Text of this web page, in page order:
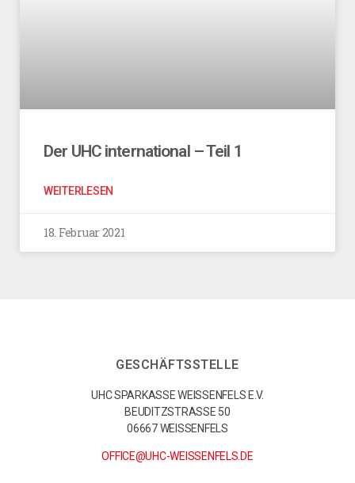
Der UHC international – Teil 1
WEITERLESEN
18. Februar 2021
GESCHÄFTSSTELLE
UHC SPARKASSE WEISSENFELS E.V.
BEUDITZSTRASSE 50
06667 WEISSENFELS
OFFICE@UHC-WEISSENFELS.DE